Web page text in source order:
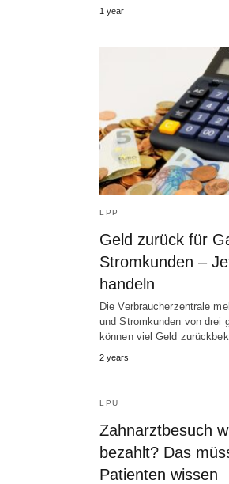
1 year
LPP
Geld zurück für
Stromkunden –
handeln
Die Verbraucherzentrale
und Stromkunden von drei
können viel Geld
2 years
LPU
Zahnarztbesuch
bezahlt? Das
Patienten wissen